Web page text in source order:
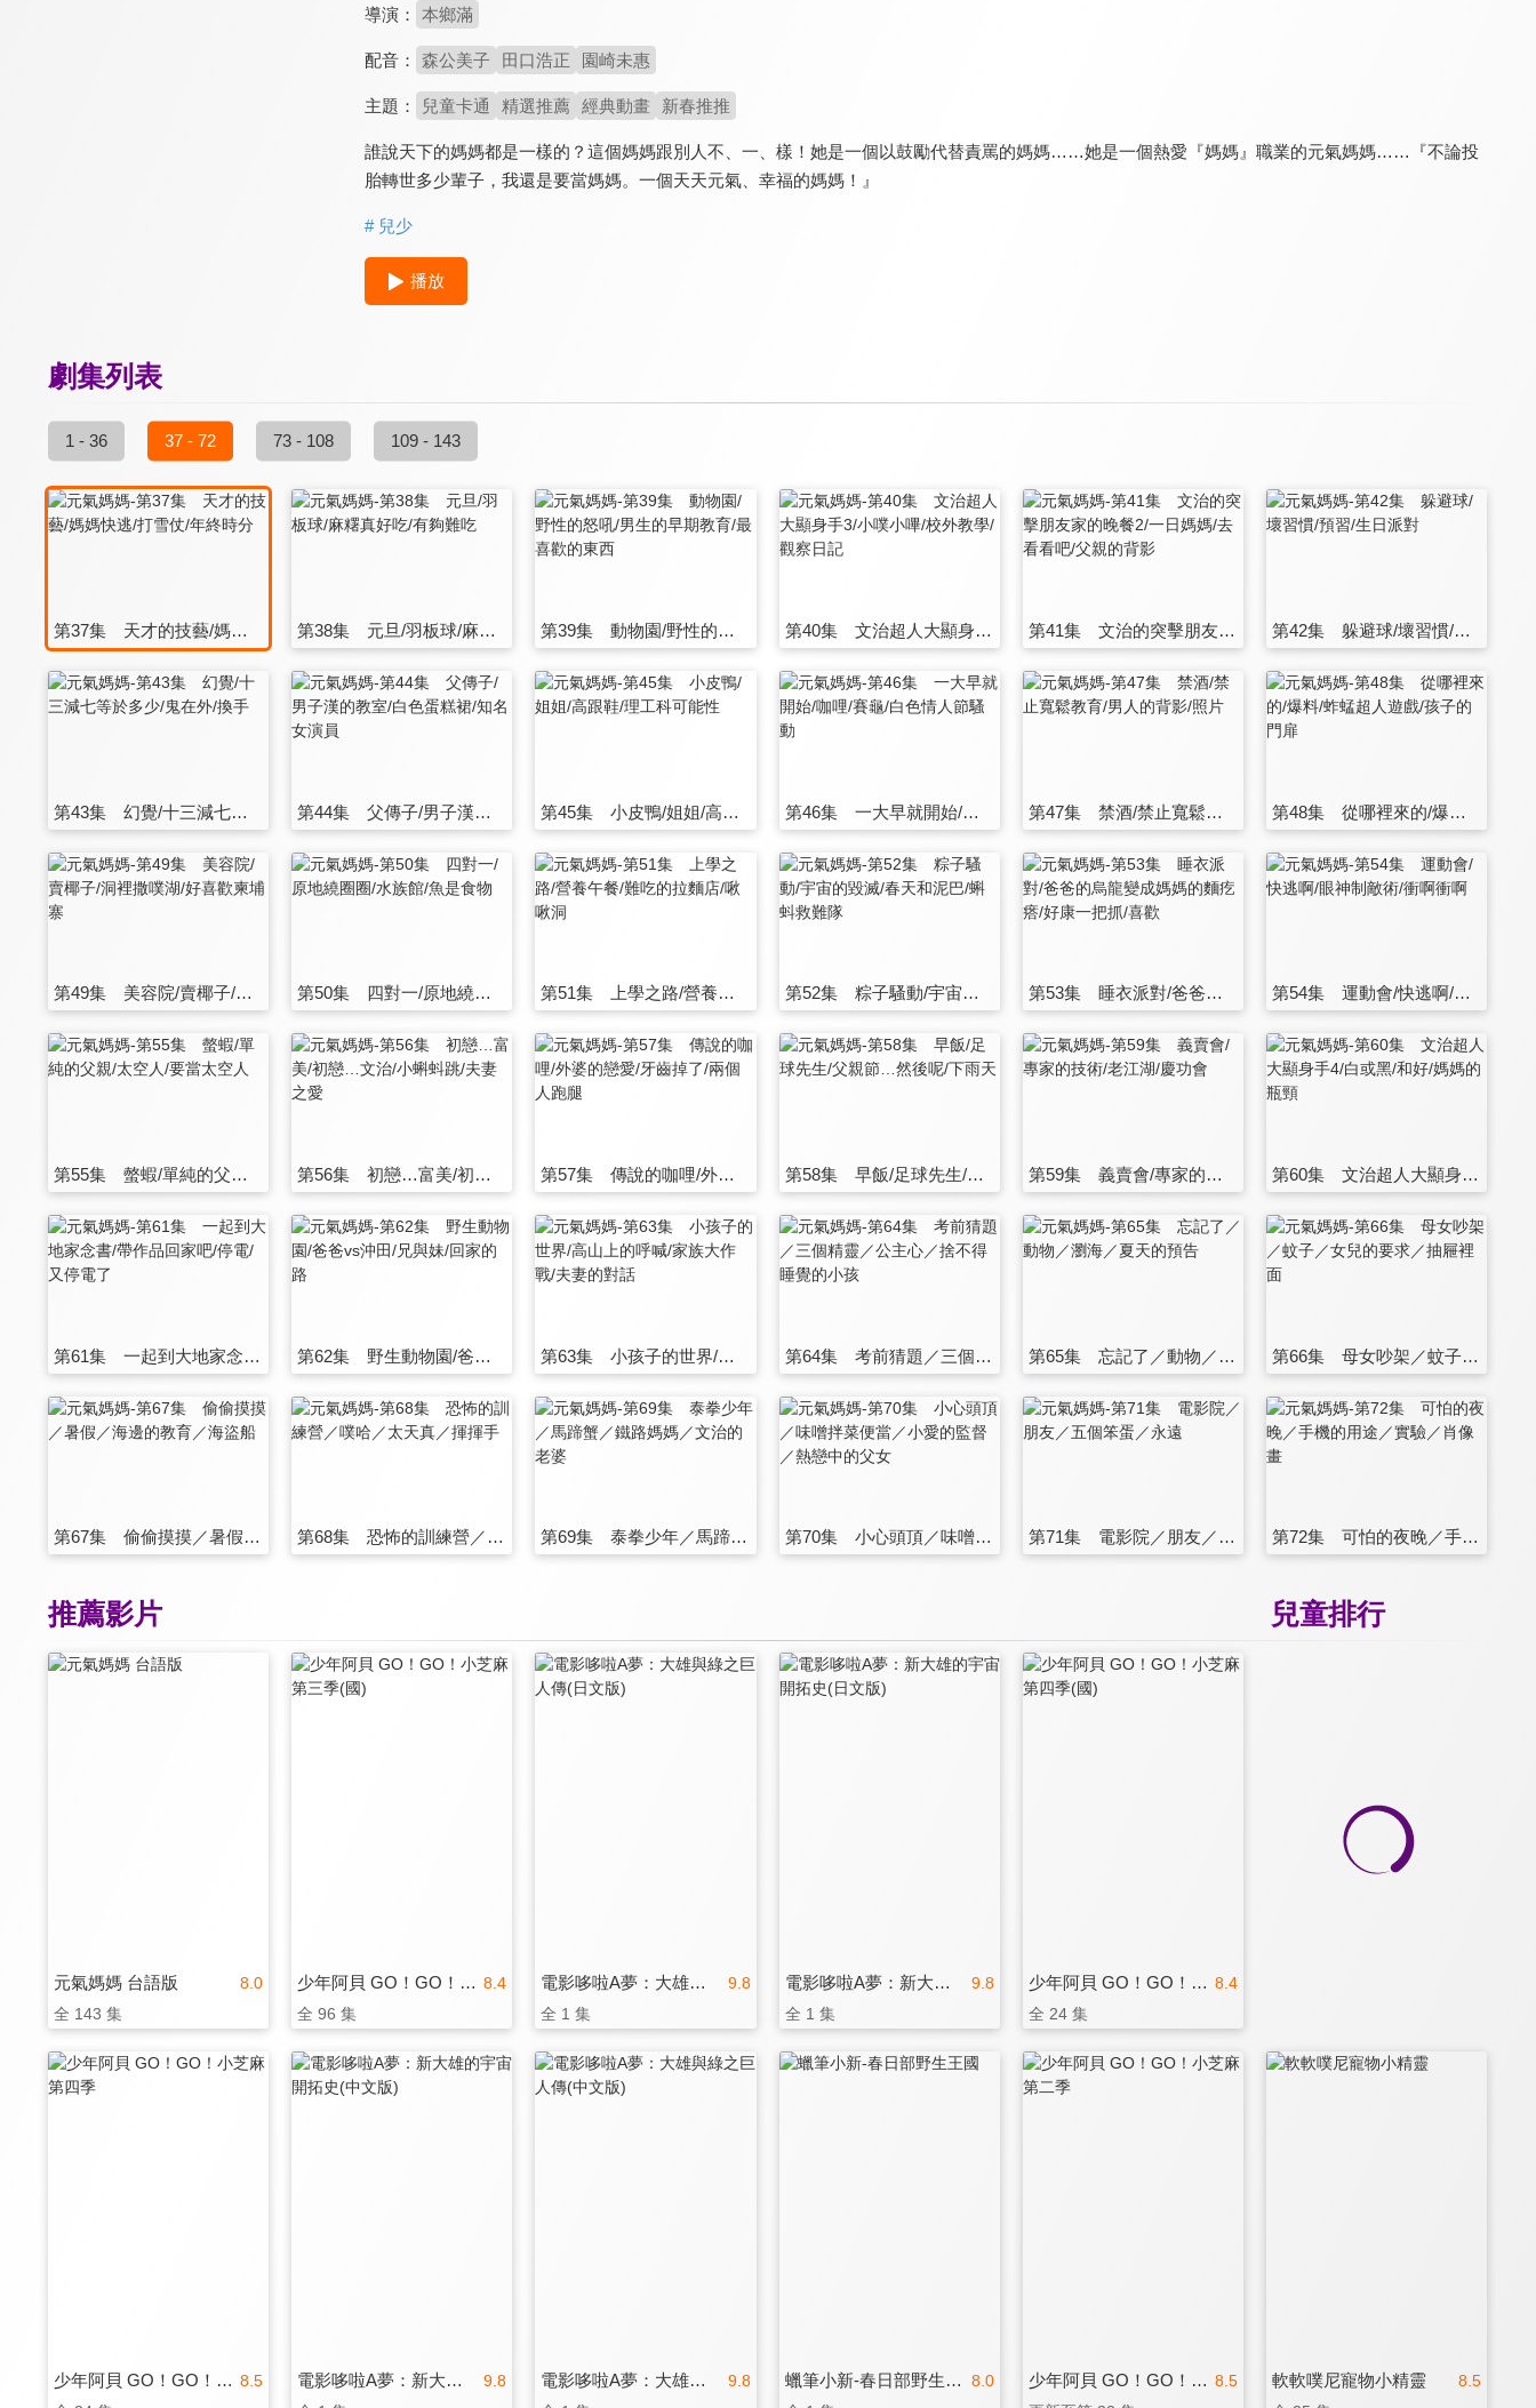
導演： 本鄉滿
配音： 森公美子 田口浩正 園崎未惠
主題： 兒童卡通 精選推薦 經典動畫 新春推推
誰說天下的媽媽都是一樣的？這個媽媽跟別人不、一、樣！她是一個以鼓勵代替責罵的媽媽……她是一個熱愛『媽媽』職業的元氣媽媽……『不論投
胎轉世多少輩子，我還是要當媽媽。一個天天元氣、幸福的媽媽！』
# 兒少
播放
劇集列表
1 - 36 37 - 72 73 - 108 109 - 143
第37集 天才的技藝/媽媽快逃/打雪仗/年終時分 第38集 元旦/羽板球/麻糬真好吃/有夠難吃 第39集 動物園/野性的怒吼/男生的早期教育/最喜歡的東西 第40集 文治超人大顯身手3/小噗小嗶/校外教學/觀察日記 第41集 文治的突擊朋友家的晚餐2/一日媽媽/去看看吧/父親的背影 第42集 躲避球/壞習慣/預習/生日派對
第43集 幻覺/十三減七等於多少/鬼在外/換手 第44集 父傳子/男子漢的教室/白色蛋糕裙/知名女演員 第45集 小皮鴨/姐姐/高跟鞋/理工科可能性 第46集 一大早就開始/咖哩/賽龜/白色情人節騷動 第47集 禁酒/禁止寬鬆教育/男人的背影/照片 第48集 從哪裡來的/爆料/蚱蜢超人遊戲/孩子的門扉
第49集 美容院/賣椰子/洞裡撒噗湖/好喜歡柬埔寨 第50集 四對一/原地繞圈圈/水族館/魚是食物 第51集 上學之路/營養午餐/難吃的拉麵店/啾啾洞 第52集 粽子騷動/宇宙的毀滅/春天和泥巴/蝌蚪救難隊 第53集 睡衣派對/爸爸的烏龍變成媽媽的麵疙瘩/好康一把抓/喜歡 第54集 運動會/快逃啊/眼神制敵術/衝啊衝啊
第55集 螫蝦/單純的父親/太空人/要當太空人 第56集 初戀…富美/初戀…文治/小蝌蚪跳/夫妻之愛 第57集 傳說的咖哩/外婆的戀愛/牙齒掉了/兩個人跑腿 第58集 早飯/足球先生/父親節…然後呢/下雨天 第59集 義賣會/專家的技術/老江湖/慶功會 第60集 文治超人大顯身手4/白或黑/和好/媽媽的瓶頸
第61集 一起到大地家念書/帶作品回家吧/停電/又停電了 第62集 野生動物園/爸爸vs沖田/兄與妹/回家的路 第63集 小孩子的世界/高山上的呼喊/家族大作戰/夫妻的對話 第64集 考前猜題／三個精靈／公主心／捨不得睡覺的小孩 第65集 忘記了／動物／瀏海／夏天的預告 第66集 母女吵架／蚊子／女兒的要求／抽屜裡面
第67集 偷偷摸摸／暑假／海邊的教育／海盜船 第68集 恐怖的訓練營／噗哈／太天真／揮揮手 第69集 泰拳少年／馬蹄蟹／鐵路媽媽／文治的老婆 第70集 小心頭頂／味噌拌菜便當／小愛的監督／熱戀中的父女 第71集 電影院／朋友／五個笨蛋／永遠 第72集 可怕的夜晚／手機的用途／實驗／肖像畫
兒童排行
推薦影片
8.0
元氣媽媽 台語版
全 143 集
8.4
少年阿貝 GO！GO！小芝麻 第三季(國)
全 96 集
9.8
電影哆啦A夢：大雄與綠之巨人傳(日文版)
全 1 集
9.8
電影哆啦A夢：新大雄的宇宙開拓史(日文版)
全 1 集
8.4
少年阿貝 GO！GO！小芝麻 第四季(國)
全 24 集
8.5
少年阿貝 GO！GO！小芝麻 第四季 9.8
電影哆啦A夢：新大雄的宇宙開拓史(中文版) 9.8
電影哆啦A夢：大雄與綠之巨人傳(中文版) 8.0
蠟筆小新-春日部野生王國 8.5
少年阿貝 GO！GO！小芝麻 第二季 8.5
軟軟噗尼寵物小精靈